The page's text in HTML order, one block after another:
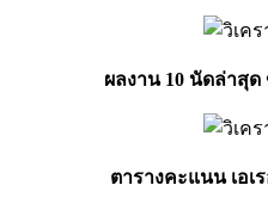
ผลงาน 10 นัดล่าสุ
ตารางคะแนน เอเ